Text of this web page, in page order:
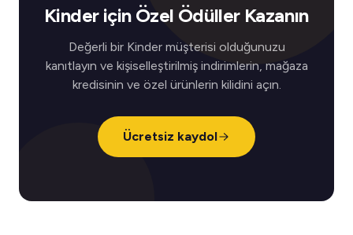
Kinder için Özel Ödüller Kazanın
Değerli bir Kinder müşterisi olduğunuzu
kanıtlayın ve kişiselleştirilmiş indirimlerin, mağaza
kredisinin ve özel ürünlerin kilidini açın.
Ücretsiz kaydol